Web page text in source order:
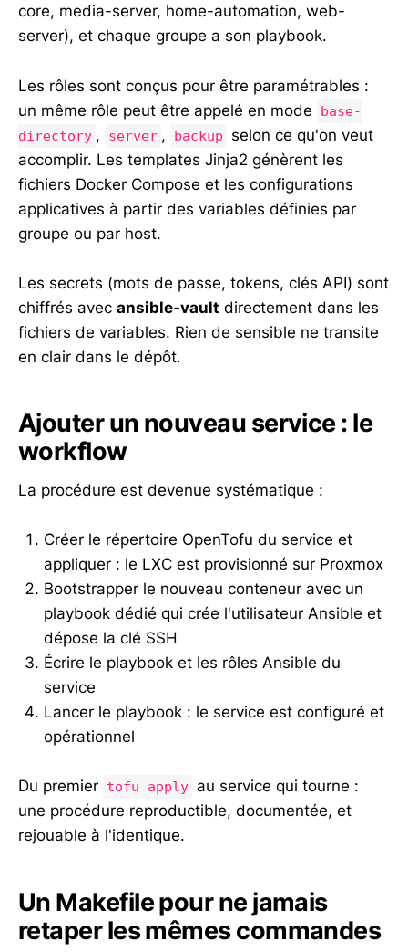
core, media-server, home-automation, web-
server), et chaque groupe a son playbook.
Les rôles sont conçus pour être paramétrables :
un même rôle peut être appelé en mode
base-
directory , server , backup
selon ce qu'on veut
accomplir. Les templates Jinja2 génèrent les
fichiers Docker Compose et les configurations
applicatives à partir des variables définies par
groupe ou par host.
Les secrets (mots de passe, tokens, clés API) sont
chiffrés avec ansible-vault directement dans les
fichiers de variables. Rien de sensible ne transite
en clair dans le dépôt.
Ajouter un nouveau service : le
workflow
La procédure est devenue systématique :
Créer le répertoire OpenTofu du service et
appliquer : le LXC est provisionné sur Proxmox
Bootstrapper le nouveau conteneur avec un
playbook dédié qui crée l'utilisateur Ansible et
dépose la clé SSH
Écrire le playbook et les rôles Ansible du
service
Lancer le playbook : le service est configuré et
opérationnel
Du premier tofu apply au service qui tourne :
une procédure reproductible, documentée, et
rejouable à l'identique.
Un Makefile pour ne jamais
retaper les mêmes commandes